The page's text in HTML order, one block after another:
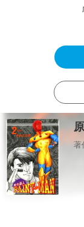
著